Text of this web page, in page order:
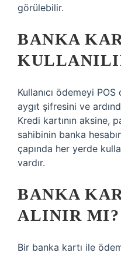
görülebilir.
BANKA
Kullanıcı ödemeyi
aygıt şifresini ve
Kredi kartının aksine,
sahibinin banka
çapında her yerde
vardır.
BANKA
ALINIR MI?
Bir banka kartı ile